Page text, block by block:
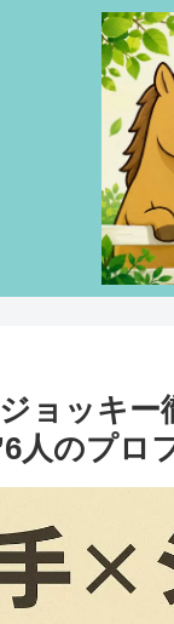
ョッキ
人のプロ